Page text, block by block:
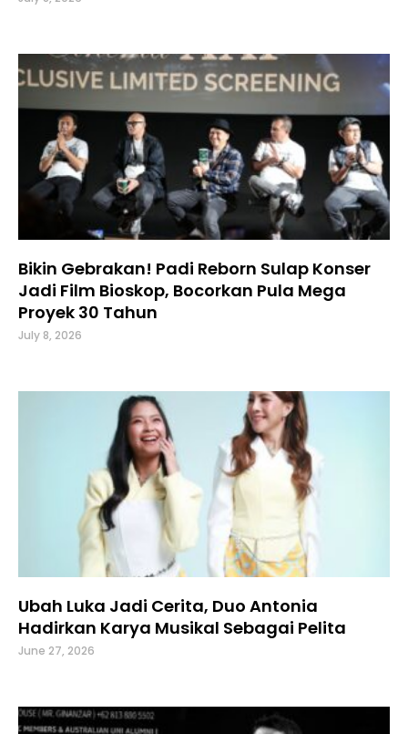
Bikin Gebrakan! Padi Reborn Sulap Konser
Jadi Film Bioskop, Bocorkan Pula Mega
Proyek 30 Tahun
July 8, 2026
Ubah Luka Jadi Cerita, Duo Antonia
Hadirkan Karya Musikal Sebagai Pelita
June 27, 2026